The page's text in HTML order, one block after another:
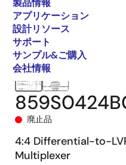
製品情報
アプリケーション
設計リソース
サポート
サンプル&ご購入
会社情報
ず
廃止品
4:4 Differential-to-
Multiplexer